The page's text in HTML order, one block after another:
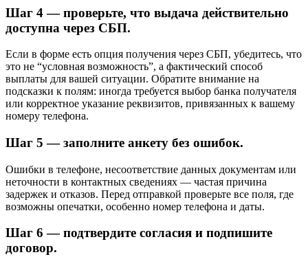
Шаг 4 — проверьте, что выдача действительно
доступна через СБП.
Если в форме есть опция получения через СБП, убедитесь, что
это не “условная возможность”, а фактический способ
выплаты для вашей ситуации. Обратите внимание на
подсказки к полям: иногда требуется выбор банка получателя
или корректное указание реквизитов, привязанных к вашему
номеру телефона.
Шаг 5 — заполните анкету без ошибок.
Ошибки в телефоне, несоответствие данных документам или
неточности в контактных сведениях — частая причина
задержек и отказов. Перед отправкой проверьте все поля, где
возможны опечатки, особенно номер телефона и даты.
Шаг 6 — подтвердите согласия и подпишите
договор.